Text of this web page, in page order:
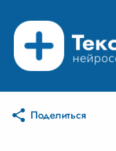
Режимы нейросети
Поделиться